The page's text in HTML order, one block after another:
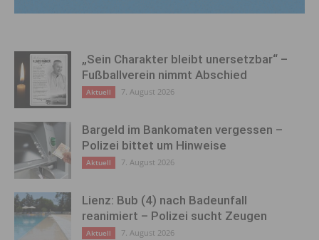
„Sein Charakter bleibt unersetzbar“ –
Fußballverein nimmt Abschied
Aktuell 7. August 2026
Bargeld im Bankomaten vergessen –
Polizei bittet um Hinweise
Aktuell 7. August 2026
Lienz: Bub (4) nach Badeunfall
reanimiert – Polizei sucht Zeugen
Aktuell 7. August 2026